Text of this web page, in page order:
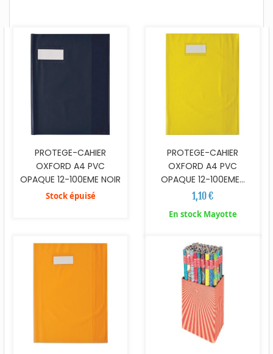
PROTEGE-CAHIER
OXFORD A4 PVC
OPAQUE 12-100EME NOIR
Stock épuisé
PROTEGE-CAHIER
OXFORD A4 PVC
OPAQUE 12-100EME...
1,10 €
En stock Mayotte